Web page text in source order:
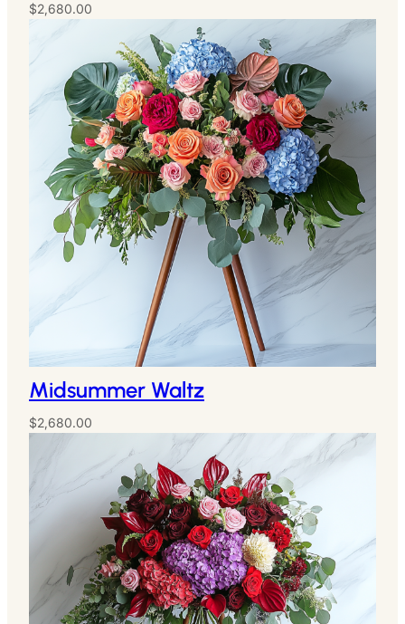
$2,680.00
Midsummer Waltz
$2,680.00